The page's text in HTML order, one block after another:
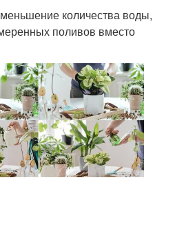
количества воды,
поливов вместо